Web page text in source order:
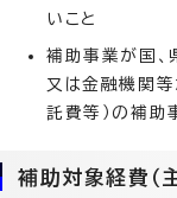
いこと
補助事業が国、
又は金融機関等
託費等）の補助
補助対象経費（